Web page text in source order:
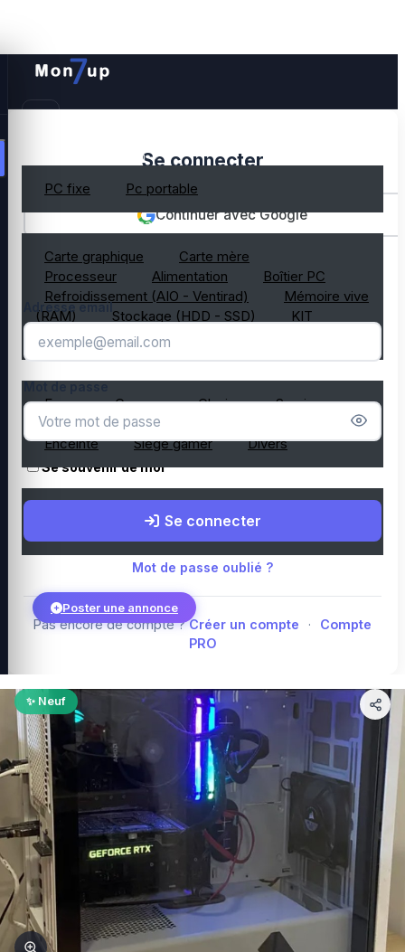
PC gamer occasion
PC fixe Pc portable
Composant PC occasion
Carte graphique
Carte mère
Processeur
Alimentation
Boîtier PC
Refroidissement (AIO - Ventirad)
Mémoire vive
(RAM)
Stockage (HDD - SSD)
KIT
composant PC gamer
Ecran Casque Clavier
Souris
Microphone
Webcam
Enceinte
Siège gamer Divers
Top PC gamer : Intel / AMD
Composants PC gamer
Poster une annonce
Connexion
Se connecter
Continuer avec Google
OU
Adresse email
Se souvenir de moi
Se connecter
Mot de passe oublié ?
Pas encore de compte ? Créer un compte ·
Compte
PRO
✨ Neuf